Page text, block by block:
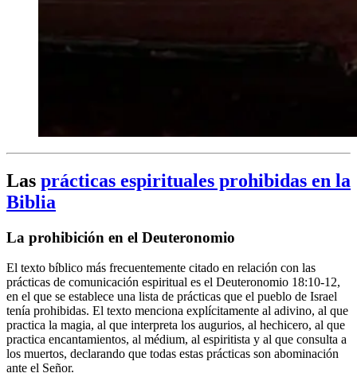
Las prácticas espirituales prohibidas en la
Biblia
La prohibición en el Deuteronomio
El texto bíblico más frecuentemente citado en relación con las
prácticas de comunicación espiritual es el Deuteronomio 18:10-12,
en el que se establece una lista de prácticas que el pueblo de Israel
tenía prohibidas. El texto menciona explícitamente al adivino, al que
practica la magia, al que interpreta los augurios, al hechicero, al que
practica encantamientos, al médium, al espiritista y al que consulta a
los muertos, declarando que todas estas prácticas son abominación
ante el Señor.